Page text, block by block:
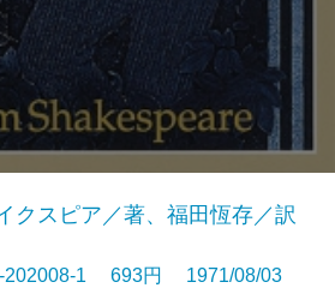
クスピア／著、福田恆存／訳
202008-1 693円 1971/08/03